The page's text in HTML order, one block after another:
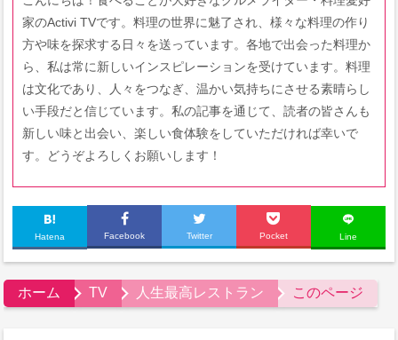
家のActivi TVです。料理の世界に魅了され、様々な料理の作り
方や味を探求する日々を送っています。各地で出会った料理か
ら、私は常に新しいインスピレーションを受けています。料理
は文化であり、人々をつなぎ、温かい気持ちにさせる素晴らし
い手段だと信じています。私の記事を通じて、読者の皆さんも
新しい味と出会い、楽しい食体験をしていただければ幸いで
す。どうぞよろしくお願いします！
Hatena Facebook Twitter Pocket Line
ホーム TV 人生最高レストラン このページ